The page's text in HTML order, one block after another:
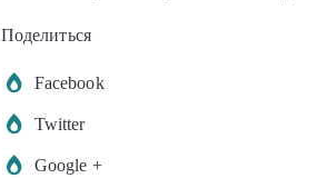
Поделиться
Facebook
Twitter
Google +